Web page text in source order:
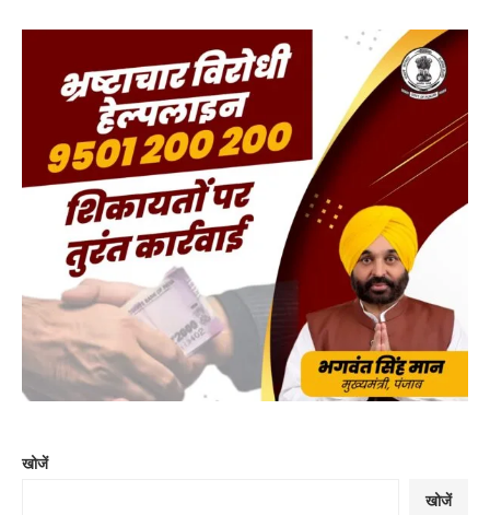
खोजें
खोजें